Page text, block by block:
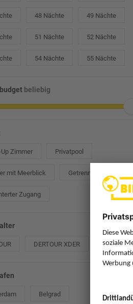
48 Nächte 49 Nächte
51 Nächte 52 Nächte
54 Nächte 55 Nächte
beliebig
Zimmer Privatpool
mit Meerblick Getrennte Betten
Zugang
DERTOUR XDER Meiers
Belgrad